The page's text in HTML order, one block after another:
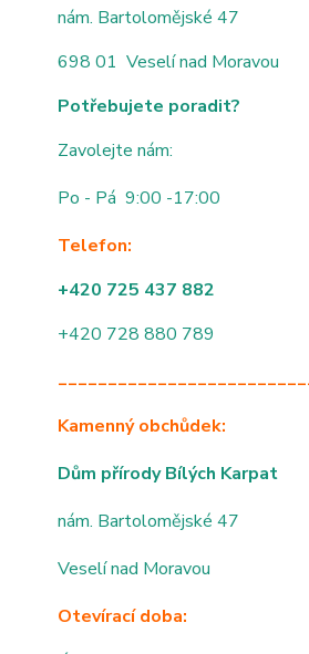
nám. Bartolomějské 47
698 01 Veselí nad Moravou
Potřebujete poradit?
Zavolejte nám:
Po - Pá 9:00 -17:00
Telefon:
+420 725 437 882
+420 728 880 789
Kamenný obchůdek:
Dům přírody Bílých Karpat
nám. Bartolomějské 47
Veselí nad Moravou
Otevírací doba: